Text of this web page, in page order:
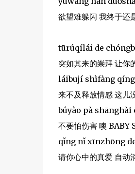
欲望难躲闪 我终于还
tūrúqílái de
突如其来的崇拜 让你
láibují shìfàng
来不及释放情感 这儿
búyào pà shānghài
不要怕伤害 噢 BABY
qǐng nǐ xīnzhōng
请你心中的真爱 自动